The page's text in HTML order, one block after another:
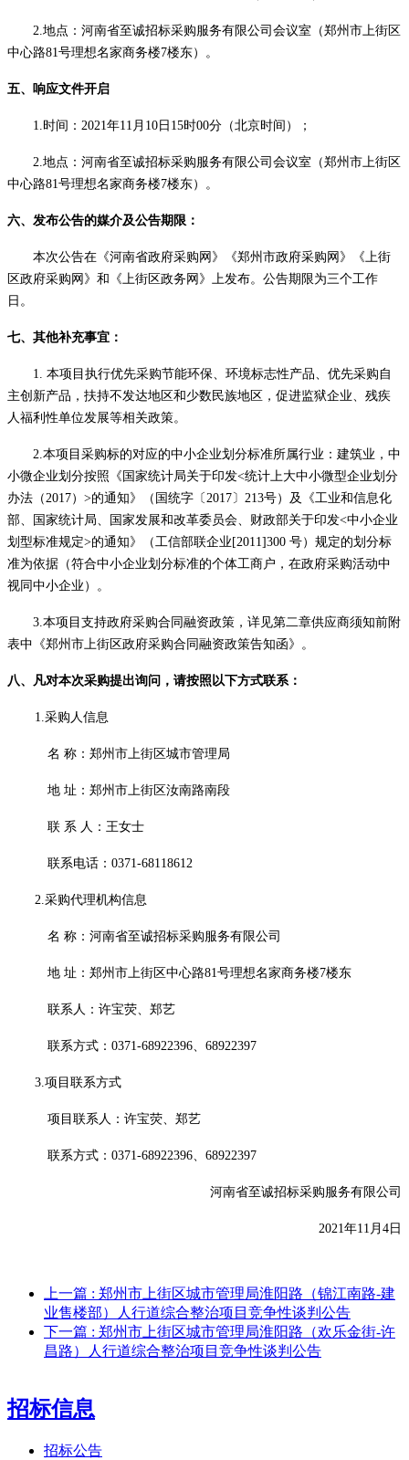
2.地点：河南省至诚招标采购服务有限公司会议室（郑州市上街区
中心路81号理想名家商务楼7楼东）。
五、响应文件开启
1.时间：2021年11月10日15时00分（北京时间）；
2.地点：河南省至诚招标采购服务有限公司会议室（郑州市上街区
中心路81号理想名家商务楼7楼东）。
六、发布公告的媒介及公告期限：
本次公告在《河南省政府采购网》《郑州市政府采购网》《上街
区政府采购网》和《上街区政务网》上发布。公告期限为三个工作
日。
七、其他补充事宜：
1. 本项目执行优先采购节能环保、环境标志性产品、优先采购自
主创新产品，扶持不发达地区和少数民族地区，促进监狱企业、残疾
人福利性单位发展等相关政策。
2.本项目采购标的对应的中小企业划分标准所属行业：建筑业，中
小微企业划分按照《国家统计局关于印发<统计上大中小微型企业划分
办法（2017）>的通知》（国统字〔2017〕213号）及《工业和信息化
部、国家统计局、国家发展和改革委员会、财政部关于印发<中小企业
划型标准规定>的通知》（工信部联企业[2011]300 号）规定的划分标
准为依据（符合中小企业划分标准的个体工商户，在政府采购活动中
视同中小企业）。
3.本项目支持政府采购合同融资政策，详见第二章供应商须知前附
表中《郑州市上街区政府采购合同融资政策告知函》。
八、凡对本次采购提出询问，请按照以下方式联系：
1.采购人信息
名 称： 郑州市上街区城市管理局
地 址：郑州市上街区汝南路南段
联 系 人：王女士
联系电话： 0371-68118612
2.采购代理机构信息
名 称： 河南省至诚招标采购服务有限公司
地 址： 郑州市上街区中心路81号理想名家商务楼7楼东
联系人：许宝荧、郑艺
联系方式： 0371-68922396、68922397
3.项目联系方式
项目联系人：许宝荧、郑艺
联系方式： 0371-68922396、68922397
河南省至诚招标采购服务有限公司
2021年11月4日
上一篇 : 郑州市上街区城市管理局淮阳路（锦江南路-建
业售楼部）人行道综合整治项目竞争性谈判公告
下一篇 : 郑州市上街区城市管理局淮阳路（欢乐金街-许
昌路）人行道综合整治项目竞争性谈判公告
招标信息
招标公告